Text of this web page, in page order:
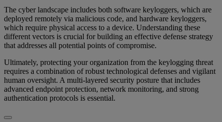
The cyber landscape includes both software keyloggers, which are
deployed remotely via malicious code, and hardware keyloggers,
which require physical access to a device. Understanding these
different vectors is crucial for building an effective defense strategy
that addresses all potential points of compromise.
Ultimately, protecting your organization from the keylogging threat
requires a combination of robust technological defenses and vigilant
human oversight. A multi-layered security posture that includes
advanced endpoint protection, network monitoring, and strong
authentication protocols is essential.